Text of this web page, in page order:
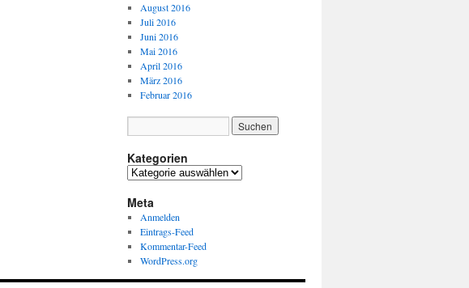
August 2016
Juli 2016
Juni 2016
Mai 2016
April 2016
März 2016
Februar 2016
Kategorien
Kategorien
Meta
Anmelden
Eintrags-Feed
Kommentar-Feed
WordPress.org